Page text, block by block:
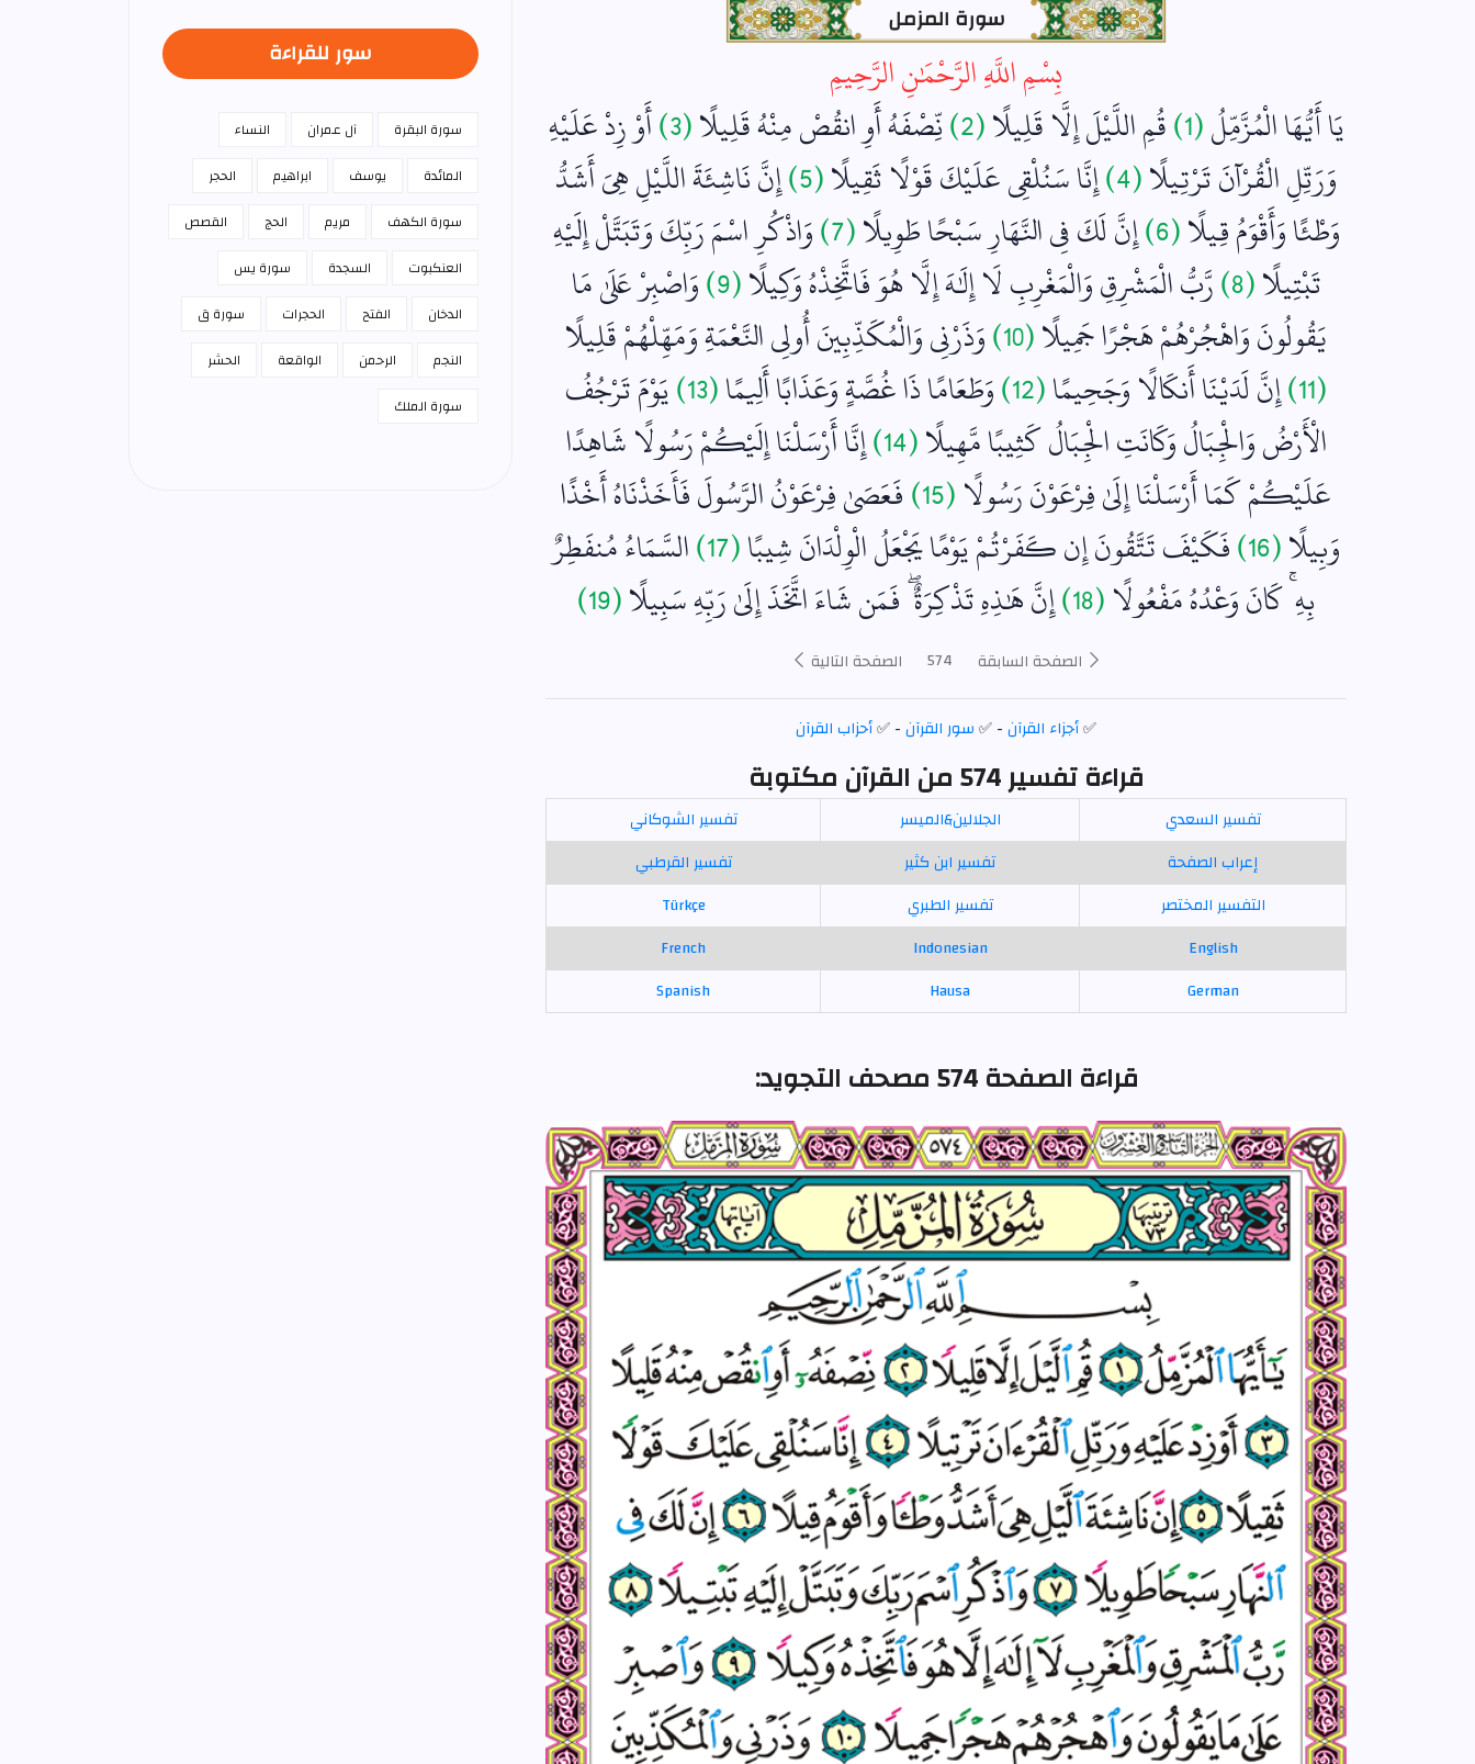
سورة المزمل
بِسْمِ اللَّهِ الرَّحْمَٰنِ الرَّحِيمِ
يَا أَيُّهَا الْمُزَّمِّلُ(1) قُمِ اللَّيْلَ إِلَّا قَلِيلًا(2) نِّصْفَهُ أَوِ انقُصْ مِنْهُ قَلِيلًا(3) أَوْ زِدْ عَلَيْهِ
وَرَتِّلِ الْقُرْآنَ تَرْتِيلًا(4) إِنَّا سَنُلْقِي عَلَيْكَ قَوْلًا ثَقِيلًا(5)
إِنَّ نَاشِئَةَ اللَّيْلِ هِيَ أَشَدُّ
وَطْئًا وَأَقْوَمُ قِيلًا(6) إِنَّ لَكَ فِي النَّهَارِ سَبْحًا طَوِيلًا(7)
وَاذْكُرِ اسْمَ رَبِّكَ وَتَبَتَّلْ إِلَيْهِ
تَبْتِيلًا(8) رَّبُّ الْمَشْرِقِ وَالْمَغْرِبِ لَا إِلَٰهَ إِلَّا هُوَ فَاتَّخِذْهُ وَكِيلًا(9)
وَاصْبِرْ عَلَىٰ مَا
يَقُولُونَ وَاهْجُرْهُمْ هَجْرًا جَمِيلًا(10)
وَذَرْنِي وَالْمُكَذِّبِينَ أُولِي النَّعْمَةِ وَمَهِّلْهُمْ قَلِيلًا
(11)
إِنَّ لَدَيْنَا أَنكَالًا وَجَحِيمًا(12) وَطَعَامًا ذَا غُصَّةٍ وَعَذَابًا أَلِيمًا(13)
يَوْمَ تَرْجُفُ
الْأَرْضُ وَالْجِبَالُ وَكَانَتِ الْجِبَالُ كَثِيبًا مَّهِيلًا(14)
إِنَّا أَرْسَلْنَا إِلَيْكُمْ رَسُولًا شَاهِدًا
عَلَيْكُمْ كَمَا أَرْسَلْنَا إِلَىٰ فِرْعَوْنَ رَسُولًا(15)
فَعَصَىٰ فِرْعَوْنُ الرَّسُولَ فَأَخَذْنَاهُ أَخْذًا
وَبِيلًا(16) فَكَيْفَ تَتَّقُونَ إِن كَفَرْتُمْ يَوْمًا يَجْعَلُ الْوِلْدَانَ شِيبًا(17)
السَّمَاءُ مُنفَطِرٌ
بِهِ ۚ كَانَ وَعْدُهُ مَفْعُولًا(18) إِنَّ هَٰذِهِ تَذْكِرَةٌ ۖ فَمَن شَاءَ اتَّخَذَ إِلَىٰ رَبِّهِ سَبِيلًا(19)
الصفحة السابقة 574 الصفحة التالية
✅أجزاء القرآن- ✅سور القرآن- ✅أحزاب القرآن
قراءة تفسير 574 من القرآن مكتوبة
تفسير السعدي الجلالين&الميسر
تفسير الشوكاني
إعراب الصفحة
تفسير ابن كثير
تفسير القرطبي
التفسير المختصر
تفسير الطبري
Türkçe
English
Indonesian
French
German
Hausa
Spanish
قراءة الصفحة 574 مصحف التجويد:
سور للقراءة
سورة البقرة آل عمران
النساء
المائدة
يوسف ابراهيم
الحجر
سورة الكهف
مريم الحج
القصص
العنكبوت
السجدة
سورة يس
الدخان
الفتح الحجرات
سورة ق
النجم
الرحمن الواقعة
الحشر
سورة الملك